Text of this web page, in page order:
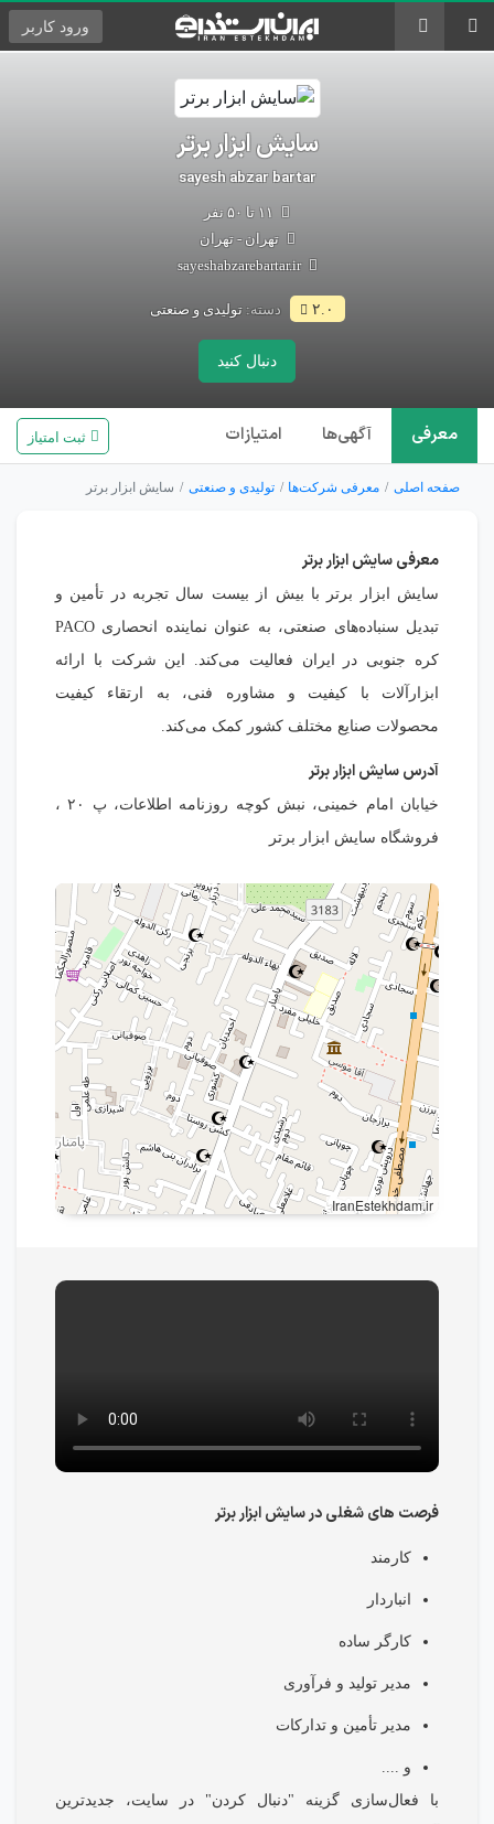
ورود کاربر
سایش ابزار برتر
sayesh abzar bartar
تهران - تهران
sayeshabzarebartar.ir
۲.۰ دسته:تولیدی و صنعتی
دنبال کنید
معرفی آگهی‌ها امتیازات ثبت امتیاز
صفحه اصلی معرفی شرکت‌ها تولیدی و صنعتی سایش ابزار برتر
معرفی سایش ابزار برتر
سایش ابزار برتر با بیش از بیست سال تجربه در تأمین و
تبدیل سنباده‌های صنعتی، به عنوان نماینده انحصاری PACO
کره جنوبی در ایران فعالیت می‌کند. این شرکت با ارائه
ابزارآلات با کیفیت و مشاوره فنی، به ارتقاء کیفیت
محصولات صنایع مختلف کشور کمک می‌کند.
آدرس سایش ابزار برتر
خیابان امام خمینی، نبش کوچه روزنامه اطلاعات، پ ۲۰ ،
فروشگاه سایش ابزار برتر
IranEstekhdam.ir
فرصت های شغلی در سایش ابزار برتر
کارمند
انباردار
کارگر ساده
مدیر تولید و فرآوری
مدیر تأمین و تدارکات
و ....
با فعال‌سازی گزینه "دنبال کردن" در سایت، جدیدترین